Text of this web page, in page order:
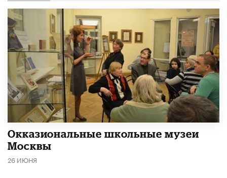
​Окказиональные школьные музеи
Москвы
26 ИЮНЯ